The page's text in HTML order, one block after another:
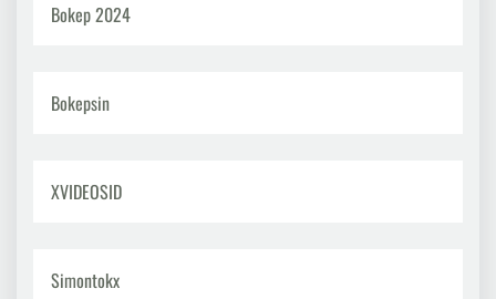
Bokep 2024
Bokepsin
XVIDEOSID
Simontokx